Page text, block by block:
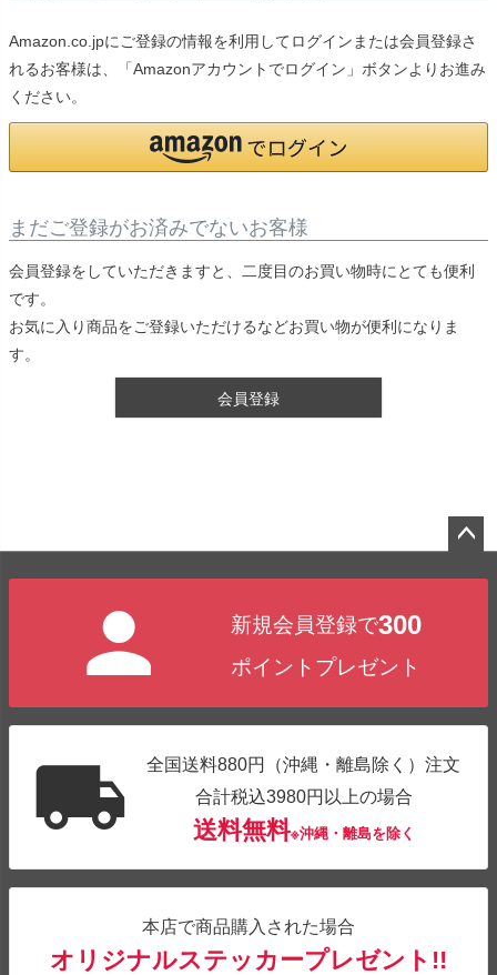
Amazon.co.jpにご登録の情報を利用してログインまたは会員登録さ
れるお客様は、「Amazonアカウントでログイン」ボタンよりお進み
ください。
まだご登録がお済みでないお客様
会員登録をしていただきますと、二度目のお買い物時にとても便利
です。
お気に入り商品をご登録いただけるなどお買い物が便利になりま
す。
会員登録
新規会員登録で300
ポイントプレゼント
全国送料880円（沖縄・離島除く）注文
合計税込3980円以上の場合
送料無料※沖縄・離島を除く
本店で商品購入された場合
オリジナルステッカープレゼント!!